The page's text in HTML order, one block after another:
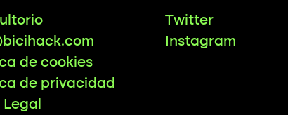
de cookies
de privacidad
Legal
Twitter
Instagram